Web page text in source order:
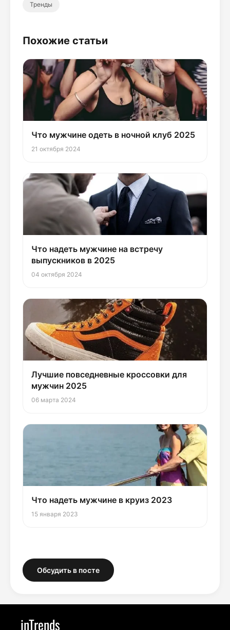
Тренды
Похожие статьи
Что мужчине одеть в ночной клуб 2025
21 октября 2024
Что надеть мужчине на встречу
выпускников в 2025
04 октября 2024
Лучшие повседневные кроссовки для
мужчин 2025
06 марта 2024
Что надеть мужчине в круиз 2023
15 января 2023
Обсудить в посте
inTrends